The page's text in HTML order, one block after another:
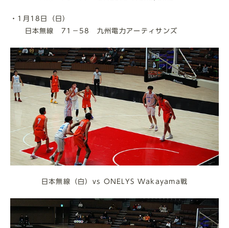
・1月18日（日）
日本無線 71－58 九州電力アーティサンズ
日本無線（白）vs ONELYS Wakayama戦